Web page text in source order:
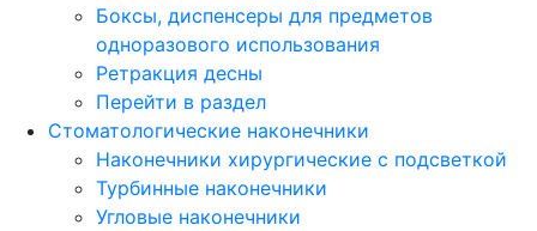
Боксы, диспенсеры для предметов
одноразового использования
Ретракция десны
Перейти в раздел
Стоматологические наконечники
Наконечники хирургические с подсветкой
Турбинные наконечники
Угловые наконечники